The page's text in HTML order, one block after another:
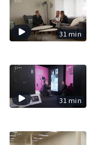
31 min
31 min